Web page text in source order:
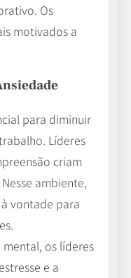
Os
motivados a
para diminuir
Líderes
criam
ambiente,
vontade para
os líderes
e a